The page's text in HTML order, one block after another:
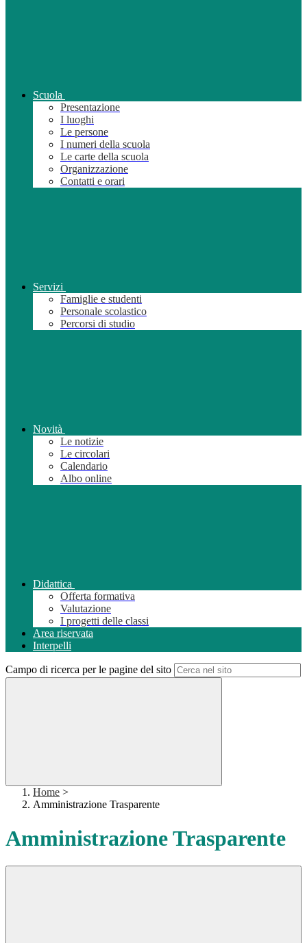
Scuola
Presentazione
I luoghi
Le persone
I numeri della scuola
Le carte della scuola
Organizzazione
Contatti e orari
Servizi
Famiglie e studenti
Personale scolastico
Percorsi di studio
Novità
Le notizie
Le circolari
Calendario
Albo online
Didattica
Offerta formativa
Valutazione
I progetti delle classi
Area riservata
Interpelli
Campo di ricerca per le pagine del sito
Home >
Amministrazione Trasparente
Amministrazione Trasparente